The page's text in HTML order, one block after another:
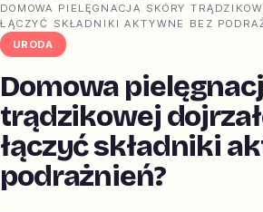
DOMOWA PIELĘGNACJA SKÓRY
ŁĄCZYĆ SKŁADNIKI AKTYWNE BEZ
URODA
Domowa
trądzikowej
łączyć składniki
podrażnień?